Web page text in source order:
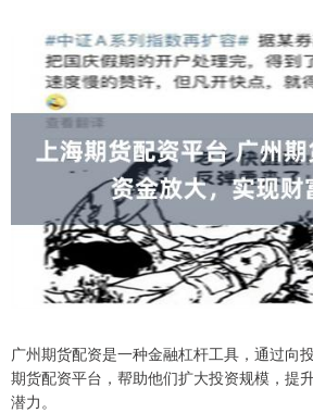
广州期货配资是一种金融杠杆工具，通过向
期货配资平台，帮助他们扩大投资规模，提
潜力。